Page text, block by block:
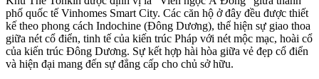
phố quốc tế Vinhomes Smart City. Các căn hộ ở đây đều được thiết
kế theo phong cách Indochine (Đông Dương), thể hiện sự giao thoa
giữa nét cổ điển, tinh tế của kiến trúc Pháp với nét mộc mạc, hoài cổ
của kiến trúc Đông Dương. Sự kết hợp hài hòa giữa vẻ đẹp cổ điển
và hiện đại mang đến sự đẳng cấp cho chủ sở hữu.